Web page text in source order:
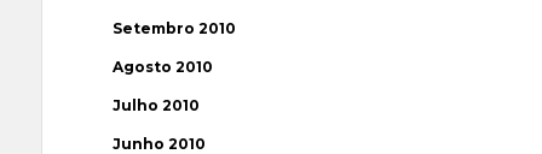
Setembro 2010
Agosto 2010
Julho 2010
Junho 2010